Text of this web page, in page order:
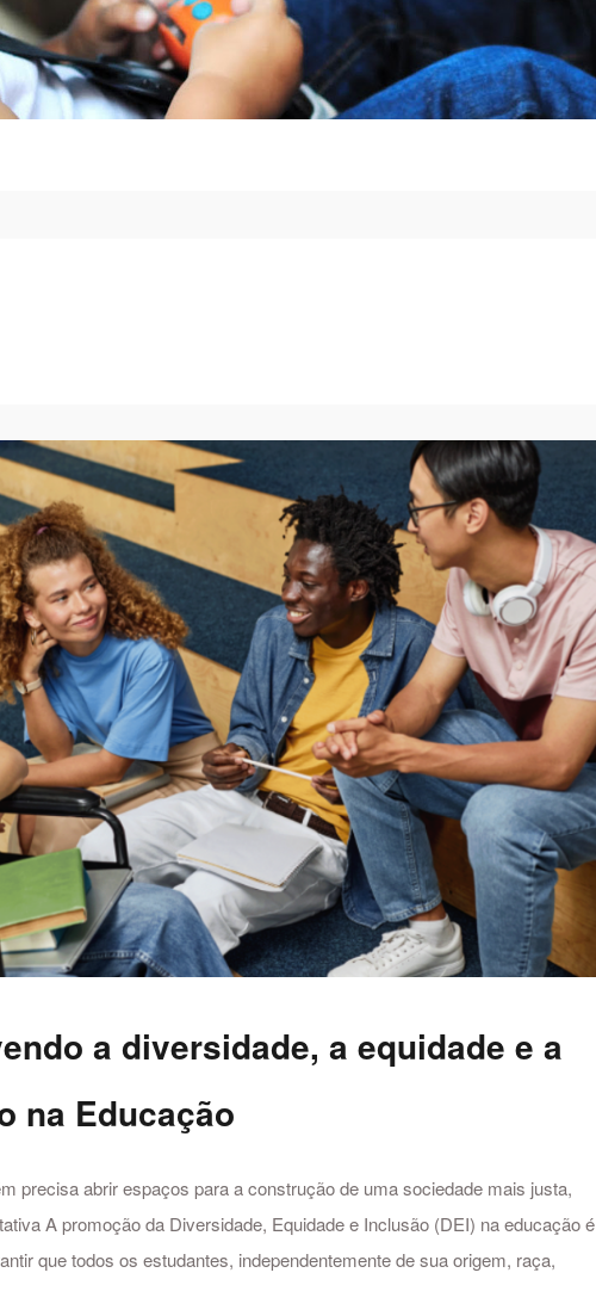
a diversidade, a equidade e a
na Educação
precisa abrir espaços para a construção de uma sociedade mais justa,
A promoção da Diversidade, Equidade e Inclusão (DEI) na educação é
que todos os estudantes, independentemente de sua origem, raça,